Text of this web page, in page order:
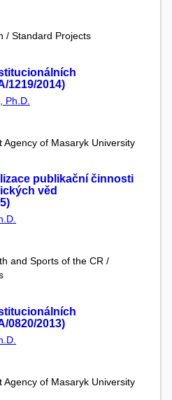
/ Standard Projects
1219/2014)
Ph.D.
Agency of Masaryk University
publikační činnosti
věd
and Sports of the CR /
0820/2013)
Agency of Masaryk University